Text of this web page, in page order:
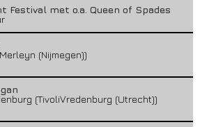
Festival met o.a. Queen of Spades
(Nijmegen))
(TivoliVredenburg (Utrecht))